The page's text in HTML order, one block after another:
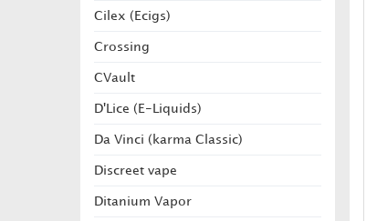
Cilex (Ecigs)
Crossing
CVault
D'Lice (E-Liquids)
Da Vinci (karma Classic)
Discreet vape
Ditanium Vapor